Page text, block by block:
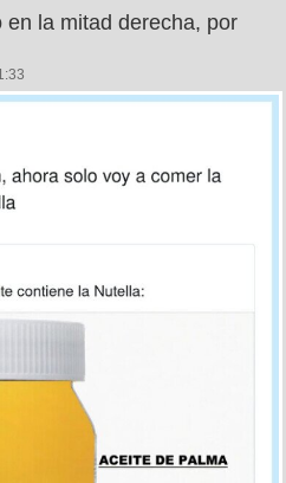
la mitad derecha, por